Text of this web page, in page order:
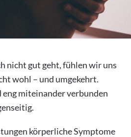
nicht gut geht, fühlen wir uns
wohl – und umgekehrt.
eng miteinander verbunden
körperliche Symptome